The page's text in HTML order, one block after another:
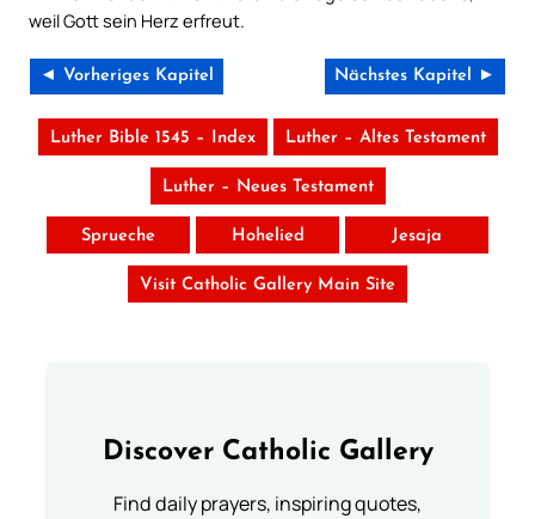
weil Gott sein Herz erfreut.
◄ Vorheriges Kapitel Nächstes Kapitel ►
Luther Bible 1545 – Index Luther – Altes Testament
Luther – Neues Testament
Sprueche Hohelied Jesaja
Visit Catholic Gallery Main Site
Discover Catholic Gallery
Find daily prayers, inspiring quotes,